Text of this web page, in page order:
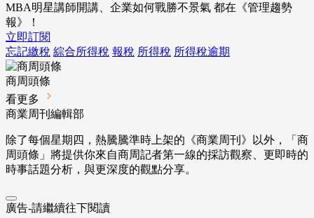
MBA明星講師開講、企業如何戰勝不景氣 都在《管理趨勢
報》！
立即訂閱
忘記繳稅 綜合所得稅 報稅 所得稅 所得稅逾期
商周頭條
看更多
商業周刊編輯部
除了每個星期四，熱騰騰準時上架的《商業周刊》以外，「商
周頭條」將提供你來自商周記者第一線的採訪觀察、 更即時的
時事話題分析，與更深度的觀點分享。
廣告-請繼續往下閱讀